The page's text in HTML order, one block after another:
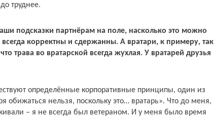
труднее.
подсказки партнёрам на поле, насколько это можно
корректны и сдержанны. А вратари, к примеру, так
трава во вратарской всегда жухлая. У вратарей друзья
определённые корпоративные принципы, один из
обижаться нельзя, поскольку это… вратарь». Что до меня,
– я не всегда был ветераном. И у меня было время